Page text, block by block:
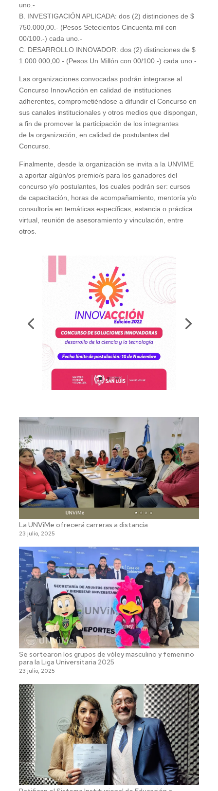
uno.-
B. INVESTIGACIÓN APLICADA: dos (2) distinciones de $
750.000,00.- (Pesos Setecientos Cincuenta mil con
00/100.-) cada uno.-
C. DESARROLLO INNOVADOR: dos (2) distinciones de $
1.000.000,00.- (Pesos Un Millón con 00/100.-) cada uno.-
Las organizaciones convocadas podrán integrarse al
Concurso InnovAcción en calidad de instituciones
adherentes, comprometiéndose a difundir el Concurso en
sus canales institucionales y otros medios que dispongan,
a fin de promover la participación de los integrantes
de la organización, en calidad de postulantes del
Concurso.
Finalmente, desde la organización se invita a la UNVIME
a aportar algún/os premio/s para los ganadores del
concurso y/o postulantes, los cuales podrán ser: cursos
de capacitación, horas de acompañamiento, mentoría y/o
consultoría en temáticas específicas, estancia o práctica
virtual, reunión de asesoramiento y vinculación, entre
otros.
La UNViMe ofrecerá carreras a distancia
23 julio, 2025
Se sortearon los grupos de vóley masculino y femenino
para la Liga Universitaria 2025
23 julio, 2025